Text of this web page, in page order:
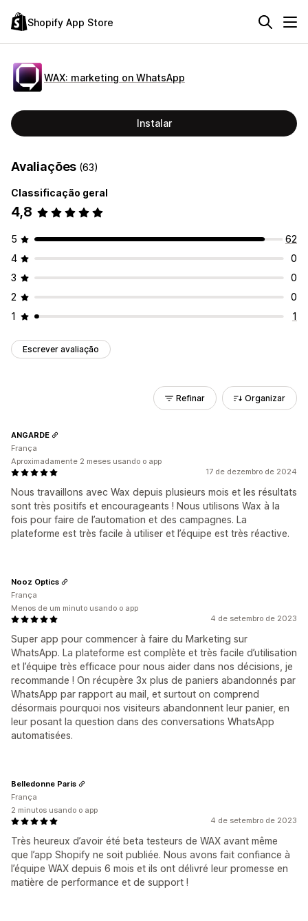
Shopify App Store
WAX: marketing on WhatsApp
Instalar
Avaliações (63)
Classificação geral
4,8
5
62
4
0
3
0
2
0
1
1
Escrever avaliação
Refinar Organizar
17 de dezembro de 2024
Nous travaillons avec Wax depuis plusieurs mois et les résultats
sont très positifs et encourageants ! Nous utilisons Wax à la
fois pour faire de l’automation et des campagnes. La
plateforme est très facile à utiliser et l’équipe est très réactive.
ANGARDE
França
Aproximadamente 2 meses usando o app
4 de setembro de 2023
Super app pour commencer à faire du Marketing sur
WhatsApp. La plateforme est complète et très facile d’utilisation
et l’équipe très efficace pour nous aider dans nos décisions, je
recommande ! On récupère 3x plus de paniers abandonnés par
WhatsApp par rapport au mail, et surtout on comprend
désormais pourquoi nos visiteurs abandonnent leur panier, en
leur posant la question dans des conversations WhatsApp
automatisées.
Nooz Optics
França
Menos de um minuto usando o app
4 de setembro de 2023
Très heureux d’avoir été beta testeurs de WAX avant même
que l’app Shopify ne soit publiée. Nous avons fait confiance à
l’équipe WAX depuis 6 mois et ils ont délivré leur promesse en
matière de performance et de support !
Belledonne Paris
França
2 minutos usando o app